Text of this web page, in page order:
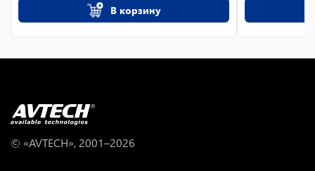
В корзину
© «AVTECH», 2001–2026